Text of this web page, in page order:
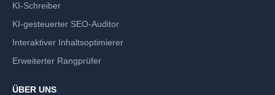
KI-Schreiber
KI-gesteuerter SEO-Auditor
Interaktiver Inhaltsoptimierer
Erweiterter Rangprüfer
ÜBER UNS